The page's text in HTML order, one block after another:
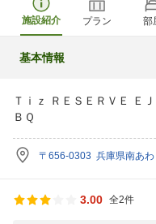
施設紹介 プラン 部
基本情報
Ｔｉｚ ＲＥＳＥＲＶＥ Ｅ
ＢＱ
〒656-0303 兵庫県南あ
3.00 全2件